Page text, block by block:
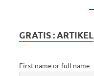
GRATIS : ARTIKEL
First name or full name